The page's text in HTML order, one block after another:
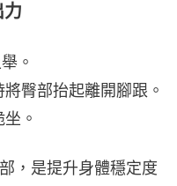
。
臀部抬起離開腳跟。
。
，是提升身體穩定度